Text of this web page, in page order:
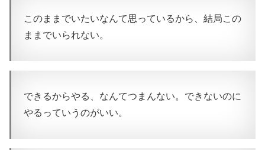
このままでいたいなんて思っているから、結局この
ままでいられない。
できるからやる、なんてつまんない。できないのに
やるっていうのがいい。